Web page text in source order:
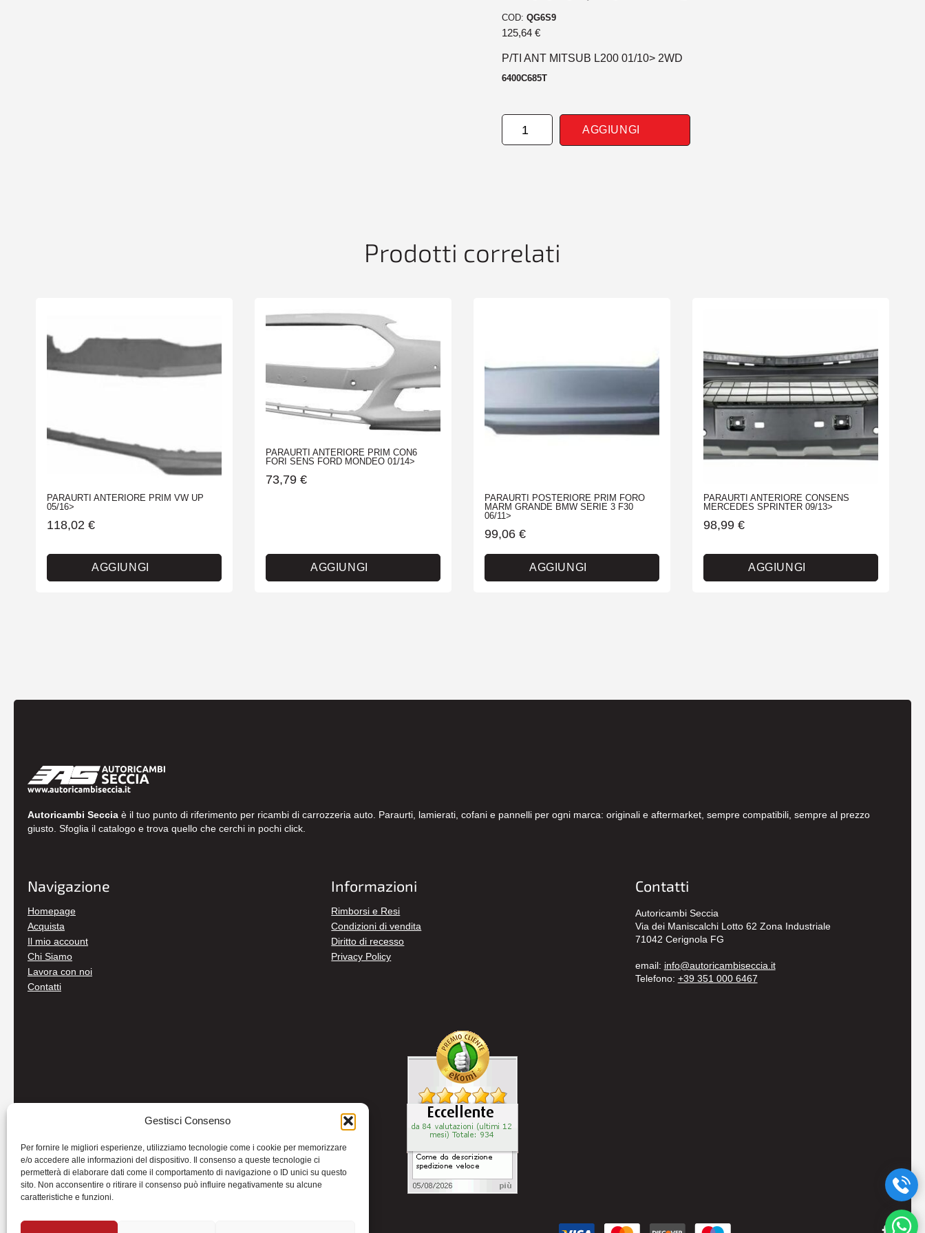
Gestisci Consenso
Per fornire le migliori esperienze, utilizziamo tecnologie come i cookie per memorizzare
e/o accedere alle informazioni del dispositivo. Il consenso a queste tecnologie ci
permetterà di elaborare dati come il comportamento di navigazione o ID unici su questo
sito. Non acconsentire o ritirare il consenso può influire negativamente su alcune
caratteristiche e funzioni.
COD: QG6S9
125,64 €
P/TI ANT MITSUB L200 01/10> 2WD
6400C685T
PARAURTI
ANTERIORE
AGGIUNGI
Prodotti correlati
PARAURTI ANTERIORE PRIM VW UP
05/16>
118,02 €
AGGIUNGI
PARAURTI ANTERIORE PRIM CON6
FORI SENS FORD MONDEO 01/14>
73,79 €
AGGIUNGI
PARAURTI POSTERIORE PRIM FORO
MARM GRANDE BMW SERIE 3 F30
06/11>
99,06 €
AGGIUNGI
PARAURTI ANTERIORE CONSENS
MERCEDES SPRINTER 09/13>
98,99 €
AGGIUNGI
Autoricambi Seccia è il tuo punto di riferimento per ricambi di carrozzeria auto. Paraurti, lamierati, cofani e pannelli per ogni marca: originali e aftermarket, sempre compatibili, sempre al prezzo
giusto. Sfoglia il catalogo e trova quello che cerchi in pochi click.
Navigazione
Homepage
Acquista
Il mio account
Chi Siamo
Lavora con noi
Contatti
Informazioni
Rimborsi e Resi
Condizioni di vendita
Diritto di recesso
Privacy Policy
Contatti
Autoricambi Seccia
Via dei Maniscalchi Lotto 62 Zona Industriale
71042 Cerignola FG
email: info@autoricambiseccia.it
Telefono: +39 351 000 6467